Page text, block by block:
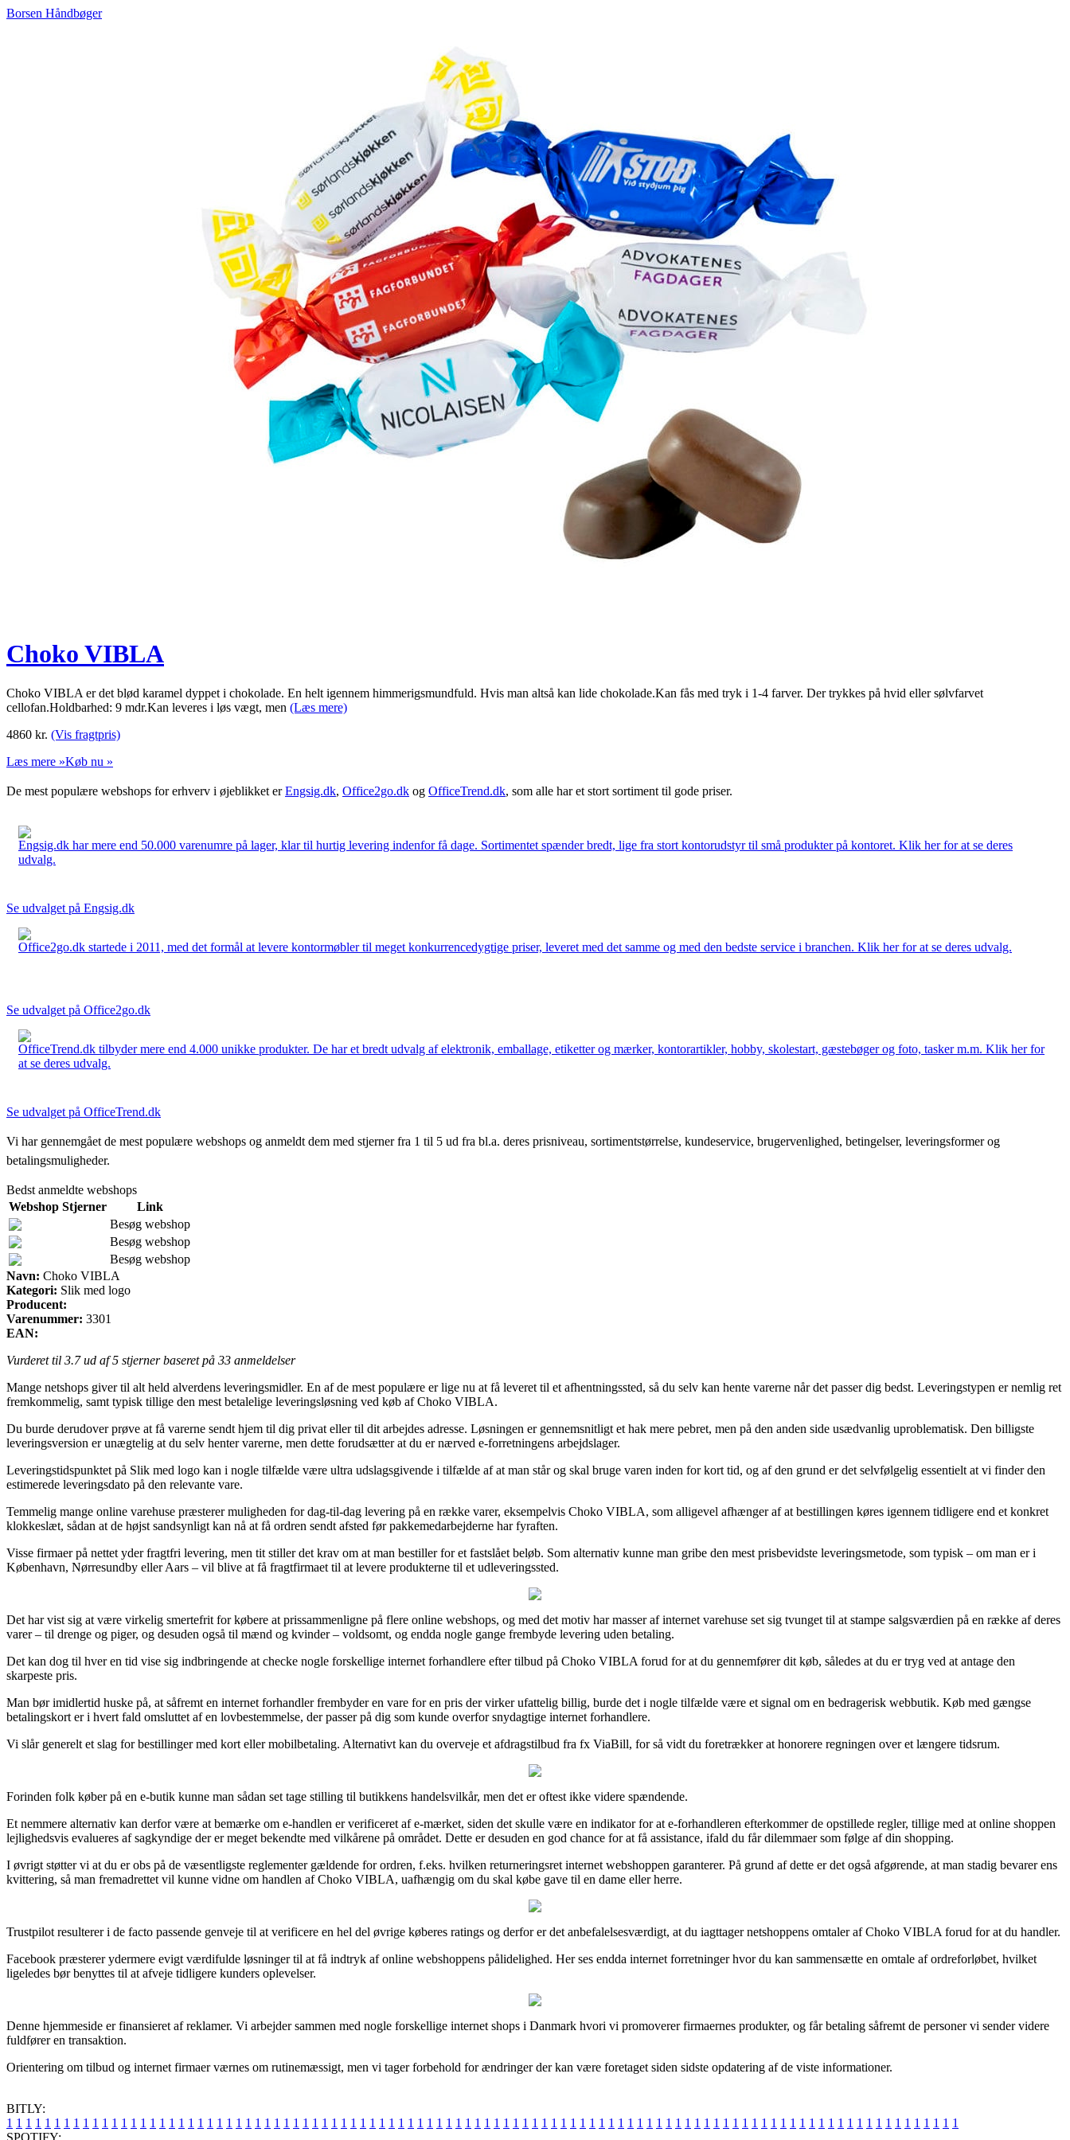
Borsen Håndbøger
Choko VIBLA
Choko VIBLA er det blød karamel dyppet i chokolade. En helt igennem himmerigsmundfuld. Hvis man altså kan lide chokolade.Kan fås med tryk i 1-4 farver. Der trykkes på hvid eller sølvfarvet
cellofan.Holdbarhed: 9 mdr.Kan leveres i løs vægt, men (Læs mere)
4860 kr. (Vis fragtpris)
Læs mere »Køb nu »
De mest populære webshops for erhverv i øjeblikket erEngsig.dk, Office2go.dk og OfficeTrend.dk, som alle har et stort sortiment til gode priser.
Engsig.dk har mere end 50.000 varenumre på lager, klar til hurtig levering indenfor få dage. Sortimentet spænder bredt, lige fra stort kontorudstyr til små produkter på kontoret. Klik her for at se deres
udvalg.
Se udvalget på Engsig.dk
Office2go.dk startede i 2011, med det formål at levere kontormøbler til meget konkurrencedygtige priser, leveret med det samme og med den bedste service i branchen. Klik her for at se deres udvalg.
Se udvalget på Office2go.dk
OfficeTrend.dk tilbyder mere end 4.000 unikke produkter. De har et bredt udvalg af elektronik, emballage, etiketter og mærker, kontorartikler, hobby, skolestart, gæstebøger og foto, tasker m.m. Klik her for
at se deres udvalg.
Se udvalget på OfficeTrend.dk
Vi har gennemgået de mest populære webshops og anmeldt dem med stjerner fra 1 til 5 ud fra bl.a. deres prisniveau, sortimentstørrelse, kundeservice, brugervenlighed, betingelser, leveringsformer og
betalingsmuligheder.
Bedst anmeldte webshops
Webshop Stjerner
Link
Besøg webshop
Besøg webshop
Besøg webshop
Navn: Choko VIBLA
Kategori: Slik med logo
Producent:
Varenummer: 3301
EAN:
Vurderet til 3.7ud af 5 stjerner baseret på 33 anmeldelser
Mange netshops giver til alt held alverdens leveringsmidler. En af de mest populære er lige nu at få leveret til et afhentningssted, så du selv kan hente varerne når det passer dig bedst. Leveringstypen er nemlig ret
fremkommelig, samt typisk tillige den mest betalelige leveringsløsning ved køb af Choko VIBLA.
Du burde derudover prøve at få varerne sendt hjem til dig privat eller til dit arbejdes adresse. Løsningen er gennemsnitligt et hak mere pebret, men på den anden side usædvanlig uproblematisk. Den billigste
leveringsversion er unægtelig at du selv henter varerne, men dette forudsætter at du er nærved e-forretningens arbejdslager.
Leveringstidspunktet på Slik med logo kan i nogle tilfælde være ultra udslagsgivende i tilfælde af at man står og skal bruge varen inden for kort tid, og af den grund er det selvfølgelig essentielt at vi finder den
estimerede leveringsdato på den relevante vare.
Temmelig mange online varehuse præsterer muligheden for dag-til-dag levering på en række varer, eksempelvis Choko VIBLA, som alligevel afhænger af at bestillingen køres igennem tidligere end et konkret
klokkeslæt, sådan at de højst sandsynligt kan nå at få ordren sendt afsted før pakkemedarbejderne har fyraften.
Visse firmaer på nettet yder fragtfri levering, men tit stiller det krav om at man bestiller for et fastslået beløb. Som alternativ kunne man gribe den mest prisbevidste leveringsmetode, som typisk – om man er i
København, Nørresundby eller Aars – vil blive at få fragtfirmaet til at levere produkterne til et udleveringssted.
Det har vist sig at være virkelig smertefrit for købere at prissammenligne på flere online webshops, og med det motiv har masser af internet varehuse set sig tvunget til at stampe salgsværdien på en række af deres
varer – til drenge og piger, og desuden også til mænd og kvinder – voldsomt, og endda nogle gange frembyde levering uden betaling.
Det kan dog til hver en tid vise sig indbringende at checke nogle forskellige internet forhandlere efter tilbud på Choko VIBLA forud for at du gennemfører dit køb, således at du er tryg ved at antage den
skarpeste pris.
Man bør imidlertid huske på, at såfremt en internet forhandler frembyder en vare for en pris der virker ufattelig billig, burde det i nogle tilfælde være et signal om en bedragerisk webbutik. Køb med gængse
betalingskort er i hvert fald omsluttet af en lovbestemmelse, der passer på dig som kunde overfor snydagtige internet forhandlere.
Vi slår generelt et slag for bestillinger med kort eller mobilbetaling. Alternativt kan du overveje et afdragstilbud fra fx ViaBill, for så vidt du foretrækker at honorere regningen over et længere tidsrum.
Forinden folk køber på en e-butik kunne man sådan set tage stilling til butikkens handelsvilkår, men det er oftest ikke videre spændende.
Et nemmere alternativ kan derfor være at bemærke om e-handlen er verificeret af e-mærket, siden det skulle være en indikator for at e-forhandleren efterkommer de opstillede regler, tillige med at online shoppen
lejlighedsvis evalueres af sagkyndige der er meget bekendte med vilkårene på området. Dette er desuden en god chance for at få assistance, ifald du får dilemmaer som følge af din shopping.
I øvrigt støtter vi at du er obs på de væsentligste reglementer gældende for ordren, f.eks. hvilken returneringsret internet webshoppen garanterer. På grund af dette er det også afgørende, at man stadig bevarer ens
kvittering, så man fremadrettet vil kunne vidne om handlen af Choko VIBLA, uafhængig om du skal købe gave til en dame eller herre.
Trustpilot resulterer i de facto passende genveje til at verificere en hel del øvrige køberes ratings og derfor er det anbefalelsesværdigt, at du iagttager netshoppens omtaler af Choko VIBLA forud for at du handler.
Facebook præsterer ydermere evigt værdifulde løsninger til at få indtryk af online webshoppens pålidelighed. Her ses endda internet forretninger hvor du kan sammensætte en omtale af ordreforløbet, hvilket
ligeledes bør benyttes til at afveje tidligere kunders oplevelser.
Denne hjemmeside er finansieret af reklamer. Vi arbejder sammen med nogle forskellige internet shops i Danmark hvori vi promoverer firmaernes produkter, og får betaling såfremt de personer vi sender videre
fuldfører en transaktion.
Orientering om tilbud og internet firmaer værnes om rutinemæssigt, men vi tager forbehold for ændringer der kan være foretaget siden sidste opdatering af de viste informationer.
BITLY:
1 1 1 1 1 1 1 1 1 1 1 1 1 1 1 1 1 1 1 1 1 1 1 1 1 1 1 1 1 1 1 1 1 1 1 1 1 1 1 1 1 1 1 1 1 1 1 1 1 1 1 1 1 1 1 1 1 1 1 1 1 1 1 1 1 1 1 1 1 1 1 1 1 1 1 1 1 1 1 1 1 1 1 1 1 1 1 1 1 1 1 1 1 1 1 1 1 1 1 1
SPOTIFY: